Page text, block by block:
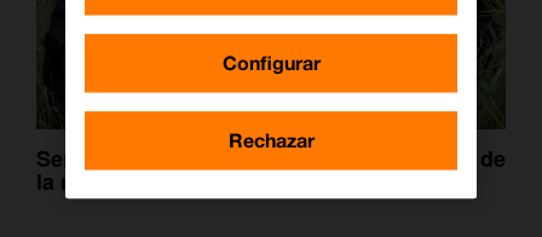
Serie Harry Potter: ya tenemos el adelanto de
la nueva adaptación
Configurar
Rechazar